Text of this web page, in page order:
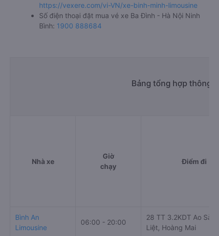
https://vexere.com/vi-VN/xe-binh-minh-limousine
Số điện thoại đặt mua vé xe Ba Đình - Hà Nội Ninh
Bình: 1900 888684
Bảng tổng hợp thông
Nhà xe
Giờ
chạy
Điểm đi
Bình An
Limousine
06:00 - 20:00
28 TT 3.2KDT Ao
Liệt, Hoàng Mai